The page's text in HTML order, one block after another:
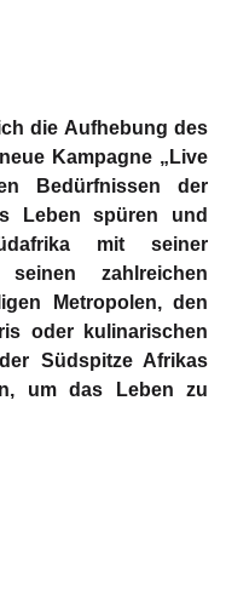
die Aufhebung des
Kampagne „Live
Bedürfnissen der
Leben spüren und
mit seiner
zahlreichen
Metropolen, den
oder kulinarischen
Südspitze Afrikas
um das Leben zu